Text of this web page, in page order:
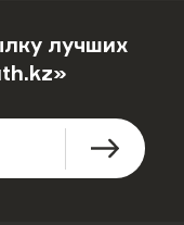
лучших